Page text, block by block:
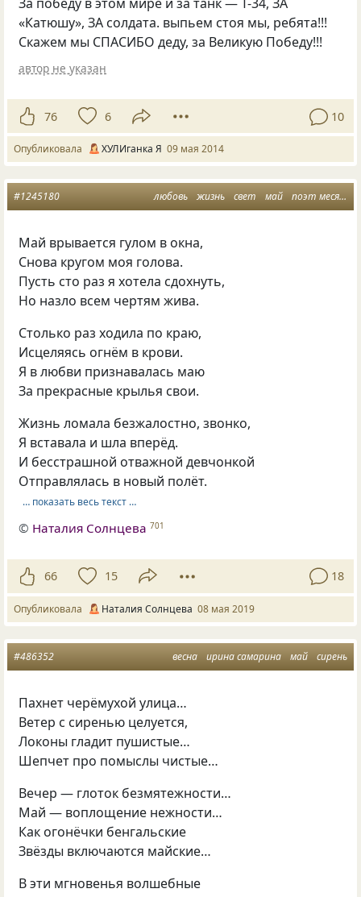
«Катюшу», ЗА солдата. выпьем стоя мы, ребята!!!
Скажем мы СПАСИБО деду, за Великую Победу!!!
автор не указан
76 6 10
Опубликовала ХУЛИганка Я 09 мая 2014
любовь жизнь свет май поэт месяца
#1245180
Май врывается гулом в окна,
Снова кругом моя голова.
Пусть сто раз я хотела сдохнуть,
Но назло всем чертям жива.
Столько раз ходила по краю,
Исцеляясь огнём в крови.
Я в любви признавалась маю
За прекрасные крылья свои.
Жизнь ломала безжалостно, звонко,
Я вставала и шла вперёд.
И бесстрашной отважной девчонкой
Отправлялась в новый полёт.
… показать весь текст …
© Наталия Солнцева 701
66 15 18
Опубликовала Наталия Солнцева 08 мая 2019
весна ирина самарина май сирень
#486352
Пахнет черёмухой улица…
Ветер с сиренью целуется,
Локоны гладит пушистые…
Шепчет про помыслы чистые…
Вечер — глоток безмятежности…
Май — воплощение нежности…
Как огонёчки бенгальские
Звёзды включаются майские…
В эти мгновенья волшебные